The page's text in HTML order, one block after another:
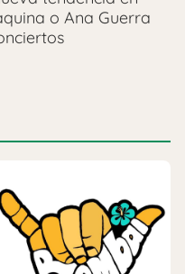
o Ana Guerra